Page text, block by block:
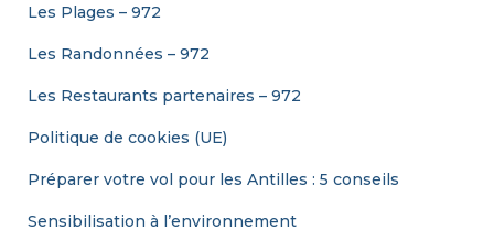
Les Plages – 972
Les Randonnées – 972
Les Restaurants partenaires – 972
Politique de cookies (UE)
Préparer votre vol pour les Antilles : 5 conseils
Sensibilisation à l’environnement